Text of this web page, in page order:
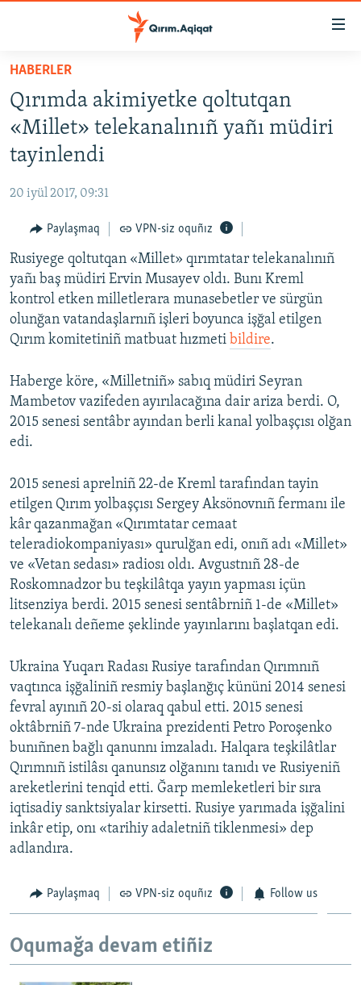
Esas
qaytmaq
Baş
navigatsiyağa
qaytmaq
Qıdıruvğa
qaytmaq
HABERLER
SİYASET
İQTİSADİYAT
MEDENİYET
İNSAN AQLARI
VİDEO
SÜRET
BLOGLAR
FİKİR
Русский
Українською
RFE/RS bütün saytları
HABERLER
Qırımda akimiyetke qoltutqan
«Millet» telekanalınıñ yañı müdiri
tayinlendi
20 iyül 2017, 09:31
Paylaşmaq VPN-siz oquñız
Rusiyege qoltutqan «Millet» qırımtatar telekanalınıñ
yañı baş müdiri Ervin Musayev oldı. Bunı Kreml
kontrol etken milletlerara munasebetler ve sürgün
olunğan vatandaşlarnıñ işleri boyunca işğal etilgen
Qırım komitetiniñ matbuat hızmeti bildire.
Haberge köre, «Milletniñ» sabıq müdiri Seyran
Mambetov vazifeden ayırılacağına dair ariza berdi. O,
2015 senesi sentâbr ayından berli kanal yolbaşçısı olğan
edi.
2015 senesi aprelniñ 22-de Kreml tarafından tayin
etilgen Qırım yolbaşçısı Sergey Aksönovnıñ fermanı ile
kâr qazanmağan «Qırımtatar cemaat
teleradiokompaniyası» qurulğan edi, onıñ adı «Millet»
ve «Vetan sedası» radiosı oldı. Avgustnıñ 28-de
Roskomnadzor bu teşkilâtqa yayın yapması içün
litsenziya berdi. 2015 senesi sentâbrniñ 1-de «Millet»
telekanalı deñeme şeklinde yayınlarını başlatqan edi.
Ukraina Yuqarı Radası Rusiye tarafından Qırımnıñ
vaqtınca işğaliniñ resmiy başlanğıç kününi 2014 senesi
fevral ayınıñ 20-si olaraq qabul etti. 2015 senesi
oktâbrniñ 7-nde Ukraina prezidenti Petro Poroşenko
bunıñnen bağlı qanunnı imzaladı. Halqara teşkilâtlar
Qırımnıñ istilâsı qanunsız olğanını tanıdı ve Rusiyeniñ
areketlerini tenqid etti. Ğarp memleketleri bir sıra
iqtisadiy sanktsiyalar kirsetti. Rusiye yarımada işğalini
inkâr etip, onı «tarihiy adaletniñ tiklenmesi» dep
adlandıra.
Paylaşmaq VPN-siz oquñız Follow us
Oqumağa devam etiñiz